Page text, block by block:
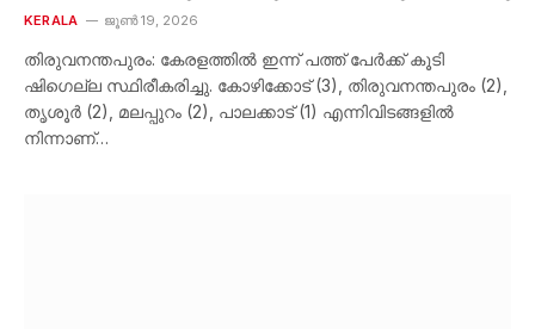
KERALA ജൂൺ 19, 2026
തിരുവനന്തപുരം: കേരളത്തിൽ ഇന്ന് പത്ത് പേർക്ക് കൂടി
ഷിഗെല്ല സ്ഥിരീകരിച്ചു. കോഴിക്കോട് (3), തിരുവനന്തപുരം (2),
തൃശൂർ (2), മലപ്പുറം (2), പാലക്കാട് (1) എന്നിവിടങ്ങളിൽ
നിന്നാണ്…